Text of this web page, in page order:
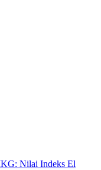
Nilai Indeks El